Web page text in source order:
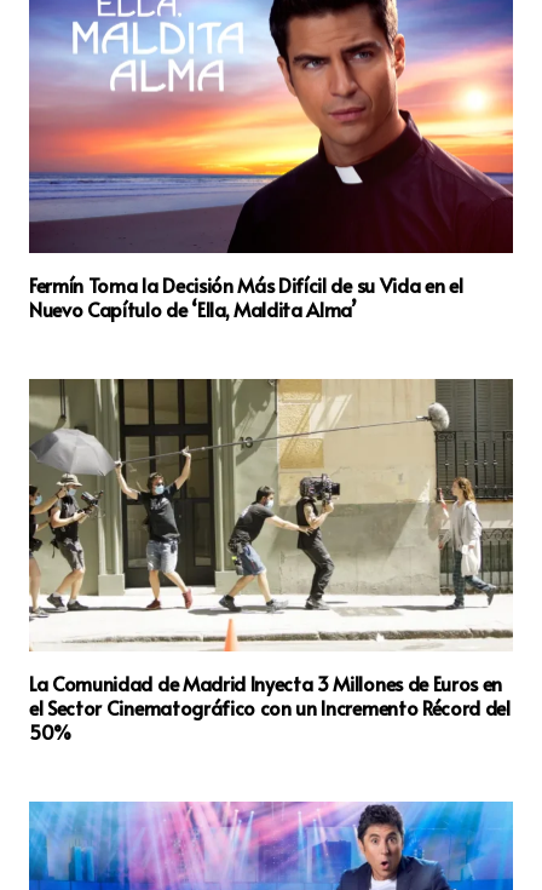
Fermín Toma la Decisión Más Difícil de su Vida en el
Nuevo Capítulo de ‘Ella, Maldita Alma’
La Comunidad de Madrid Inyecta 3 Millones de Euros en
el Sector Cinematográfico con un Incremento Récord del
50%